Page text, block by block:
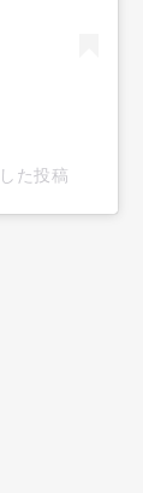
た投稿